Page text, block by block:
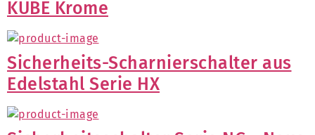
KUBE Krome
Sicherheits-Scharnierschalter aus
Edelstahl Serie HX